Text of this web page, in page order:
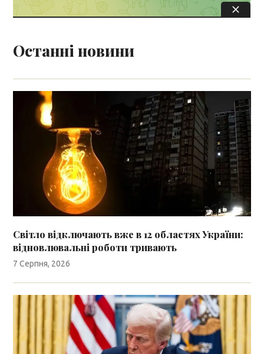
Останні новини
Світло відключають вже в 12 областях України:
відновлювальні роботи тривають
7 Серпня, 2026